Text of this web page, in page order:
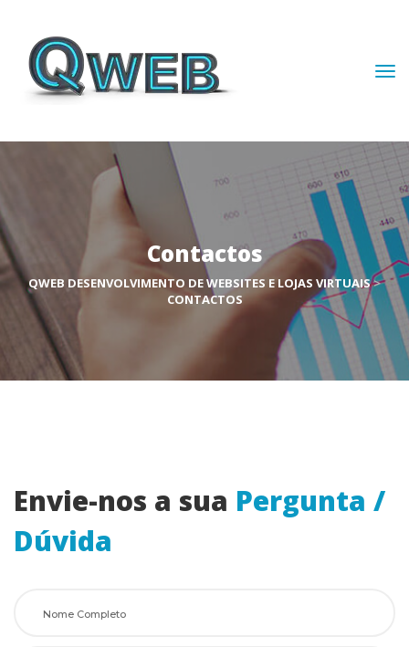
Contacto
QWEB DESENVOLVIMENTO DE WEBSITES E LOJAS VIRTUAIS >
CONTACTOS
Envie-nos a sua Pergunta /
Dúvida